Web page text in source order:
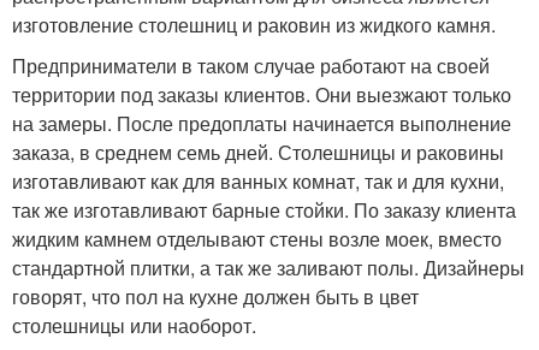
изготовление столешниц и раковин из жидкого камня.
Предприниматели в таком случае работают на своей
территории под заказы клиентов. Они выезжают только
на замеры. После предоплаты начинается выполнение
заказа, в среднем семь дней. Столешницы и раковины
изготавливают как для ванных комнат, так и для кухни,
так же изготавливают барные стойки. По заказу клиента
жидким камнем отделывают стены возле моек, вместо
стандартной плитки, а так же заливают полы. Дизайнеры
говорят, что пол на кухне должен быть в цвет
столешницы или наоборот.